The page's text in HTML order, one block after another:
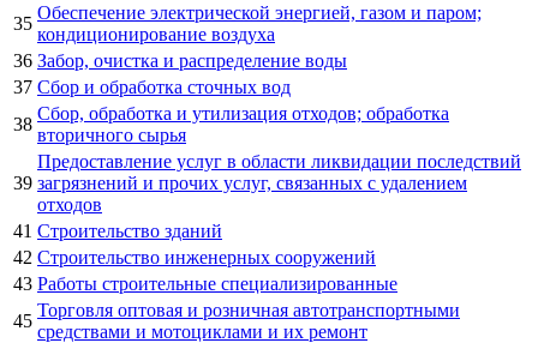
35
Обеспечение электрической энергией, газом и паром;
кондиционирование воздуха
36 Забор, очистка и распределение воды
37 Сбор и обработка сточных вод
38
Сбор, обработка и утилизация отходов; обработка
вторичного сырья
39
Предоставление услуг в области ликвидации последствий
загрязнений и прочих услуг, связанных с удалением
отходов
41 Строительство зданий
42 Строительство инженерных сооружений
43 Работы строительные специализированные
45
Торговля оптовая и розничная автотранспортными
средствами и мотоциклами и их ремонт